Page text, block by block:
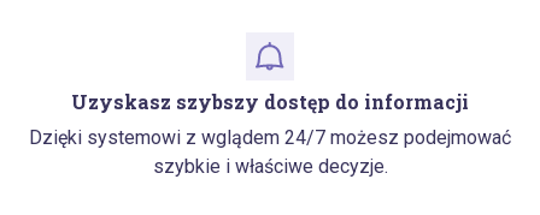
Uzyskasz szybszy dostęp do informacji
Dzięki systemowi z wglądem 24/7 możesz podejmować
szybkie i właściwe decyzje.